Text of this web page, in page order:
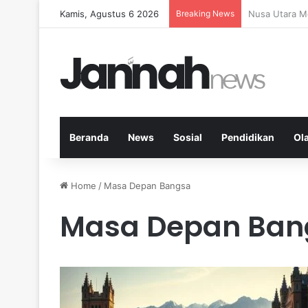
Kamis, Agustus 6 2026 Breaking News Memperkuat
Beranda News Sosial Pendidikan
Home / Masa Depan Bangsa
Masa Depan